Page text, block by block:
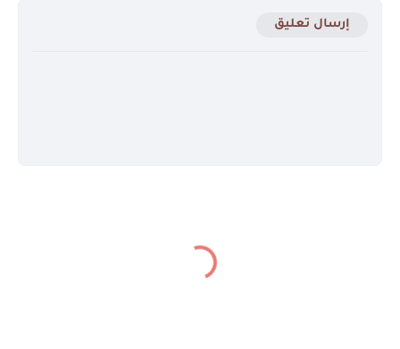
إرسال تعليق